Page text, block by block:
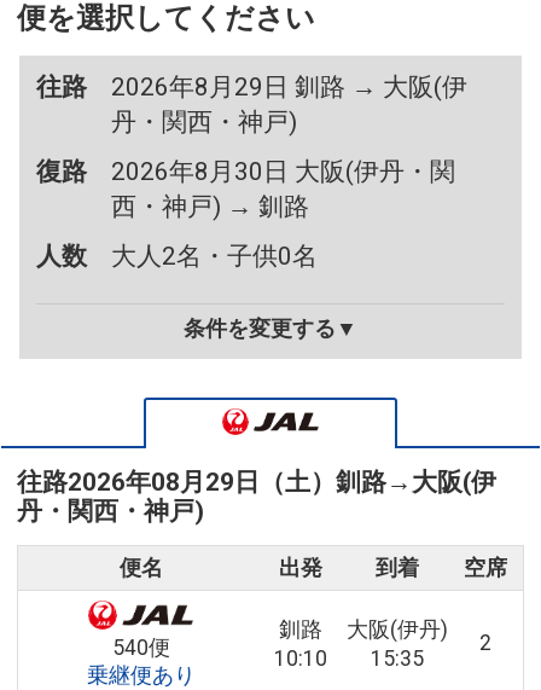
便を選択してください
往路
2026年8月29日 釧路 → 大阪(伊
丹・関西・神戸)
復路
2026年8月30日 大阪(伊丹・関
西・神戸) → 釧路
人数
大人2名・子供0名
条件を変更する▼
往路2026年08月29日（土） 釧路→ 大阪(伊
丹・関西・神戸)
便名 出発 到着 空席
540便
乗継便あり
釧路
10:10
大阪(伊丹)
15:35
2